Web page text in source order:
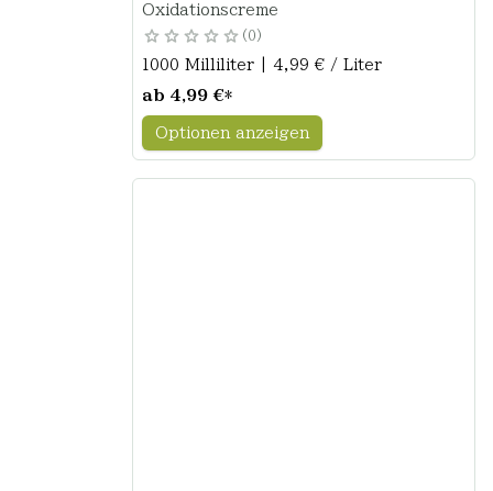
Oxidationscreme
0
1000 Milliliter | 4,99 € / Liter
ab 4,99 €*
Optionen anzeigen